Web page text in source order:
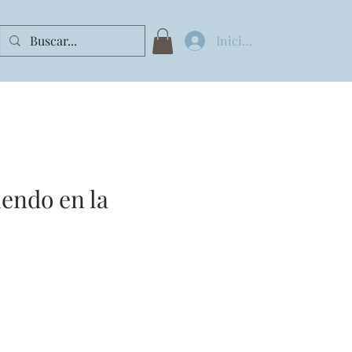
Iniciar sesión
en la